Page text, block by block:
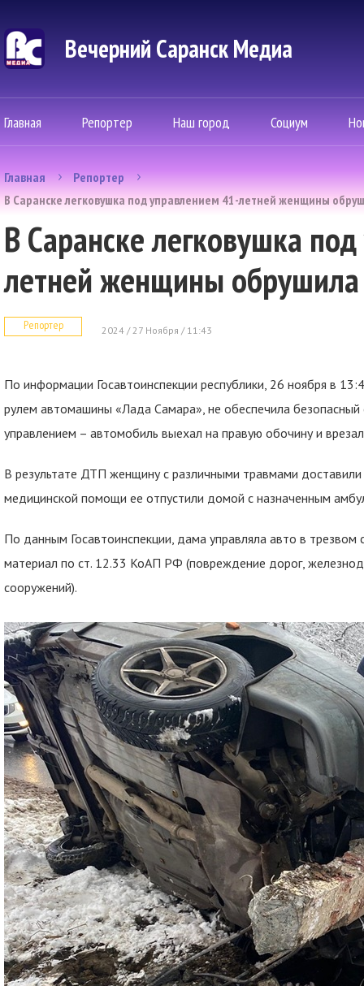
Вечерний Саранск Mедиа
Главная Репортер Наш город Социум
Главная
Репортер
В Саранске легковушка под управлением 41-летней женщины
В Саранске легковушка
летней женщины обрушила
Репортер 2024 / 27 Ноября / 11:43
По информации Госавтоинспекции республики, 26 ноября в
рулем автомашины «Лада Самара», не обеспечила
управлением – автомобиль выехал на правую обочину и
В результате ДТП женщину с различными травмами
медицинской помощи ее отпустили домой с назначенным
По данным Госавтоинспекции, дама управляла авто в
материал по ст. 12.33 КоАП РФ (повреждение дорог,
сооружений).